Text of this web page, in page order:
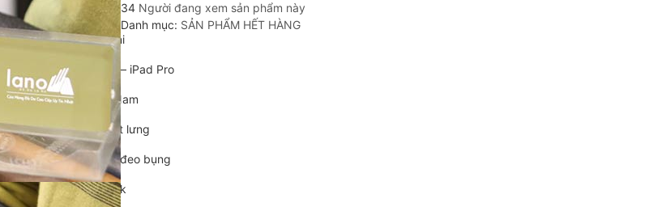
Túi đeo chéo mini
Túi đựng iPad mini
Túi đựng iPad Air – iPad Pro
Túi Da Cầm Tay Nam
Túi đeo hông, thắt lưng
Túi da đeo ngực, đeo bụng
Túi đựng macbook
34 Người đang xem sản phẩm này
Danh mục: SẢN PHẨM HẾT HÀNG